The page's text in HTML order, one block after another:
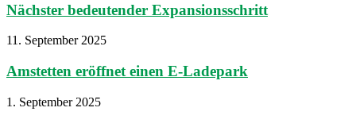
Nächster bedeutender Expansionsschritt
11. September 2025
Amstetten eröffnet einen E-Ladepark
1. September 2025